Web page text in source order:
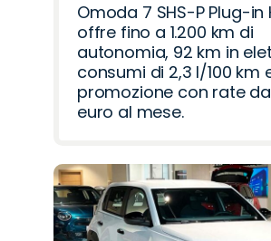
Omoda 7 SHS-P Plug-in
offre fino a 1.200 km di
autonomia, 92 km in
consumi di 2,3 l/100 km
promozione con rate da
euro al mese.